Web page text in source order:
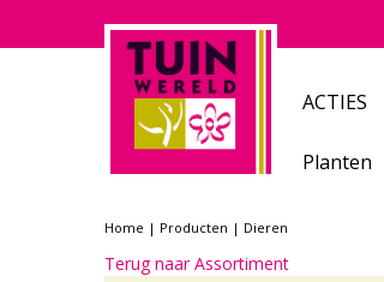
Home Producten Dieren
ACTIES
Planten
Terug naar Assortiment